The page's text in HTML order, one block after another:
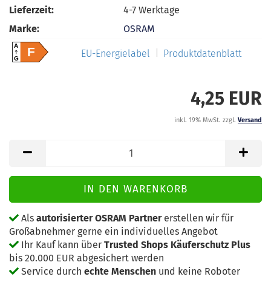
Lieferzeit:
4-7 Werktage
Marke:
OSRAM
A
GF EU-Energielabel Produktdatenblatt
4,25 EUR
inkl. 19% MwSt. zzgl. Versand
Als autorisierter OSRAM Partnererstellen wir für
Großabnehmer gerne ein individuelles Angebot
Ihr Kauf kann über Trusted Shops Käuferschutz Plus
bis 20.000 EUR abgesichert werden
Service durch echte Menschen und keine Roboter